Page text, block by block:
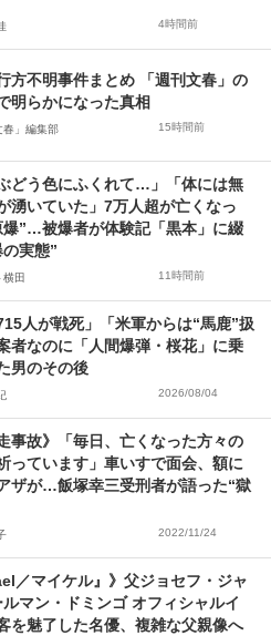
4時間前
方不明事件まとめ 「週刊文春」の
明らかになった真相
春」編集部 15時間前
ぶどう色にふくれて…」「体には無
湧いていた」7万人超が亡くなっ
爆”…被爆者が体験記「黒本」に綴
実態”
横田 11時間前
人が戦死」「米軍からは“馬鹿”扱
者なのに「人間爆弾・桜花」に乗
男のその後
2026/08/04
事故》「毎日、亡くなった方々の
っています」車いすで面会、額に
ザが…飯塚幸三受刑者が語った“獄
2022/11/24
／マイケル』》父ジョセフ・ジャ
マン・ドミンゴ オフィシャルイ
を魅了した名優、複雑な父親像へ